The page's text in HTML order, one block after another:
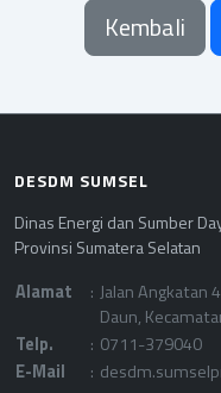
Kembali
DESDM SUMSEL
Dinas Energi dan Sumber
Provinsi Sumatera Selatan
Alamat : Jalan Angkatan
Daun,
Telp.
: 0711-379040
E-Mail
: